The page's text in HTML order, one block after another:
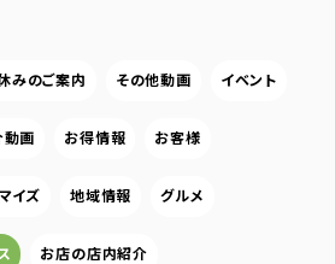
みのご案内 その他動画 イベント
動画 お得情報 お客様
イズ 地域情報 グルメ
お店の店内紹介